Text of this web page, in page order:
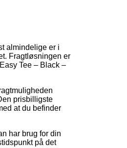
almindelige er i
Fragtløsningen er
Tee – Black –
prisbilligste
at du befinder
har brug for din
på det